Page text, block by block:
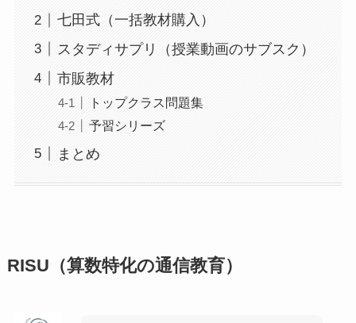
七田式（一括教材購入）
スタディサプリ（授業動画のサブスク）
市販教材
トップクラス問題集
予習シリーズ
まとめ
RISU（算数特化の通信教育）